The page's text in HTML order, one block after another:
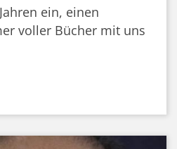
ein, einen
voller Bücher mit uns